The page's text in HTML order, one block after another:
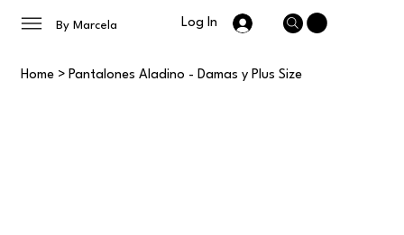
By Marcela Log In
Home > Pantalones Aladino - Damas y Plus Size